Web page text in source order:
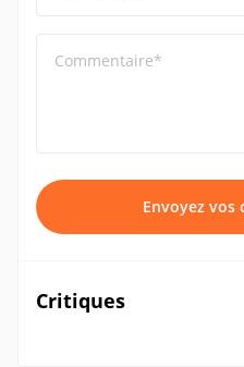
Commentaire*
Envoyez vos
Critiques